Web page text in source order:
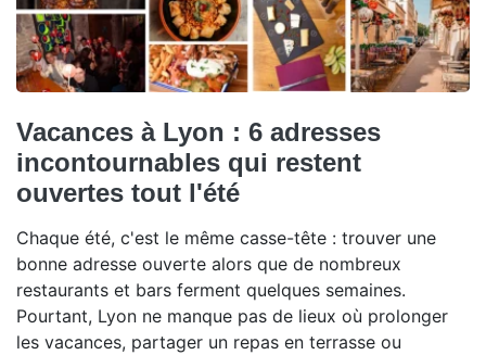
Vacances à Lyon : 6 adresses
incontournables qui restent
ouvertes tout l'été
Chaque été, c'est le même casse-tête : trouver une
bonne adresse ouverte alors que de nombreux
restaurants et bars ferment quelques semaines.
Pourtant, Lyon ne manque pas de lieux où prolonger
les vacances, partager un repas en terrasse ou